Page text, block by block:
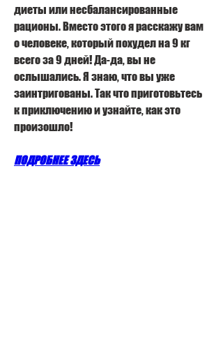
диеты или несбалансированные
рационы. Вместо этого я расскажу вам
о человеке, который похудел на 9 кг
всего за 9 дней! Да-да, вы не
ослышались. Я знаю, что вы уже
заинтригованы. Так что приготовьтесь
к приключению и узнайте, как это
произошло!
ПОДРОБНЕЕ ЗДЕСЬ